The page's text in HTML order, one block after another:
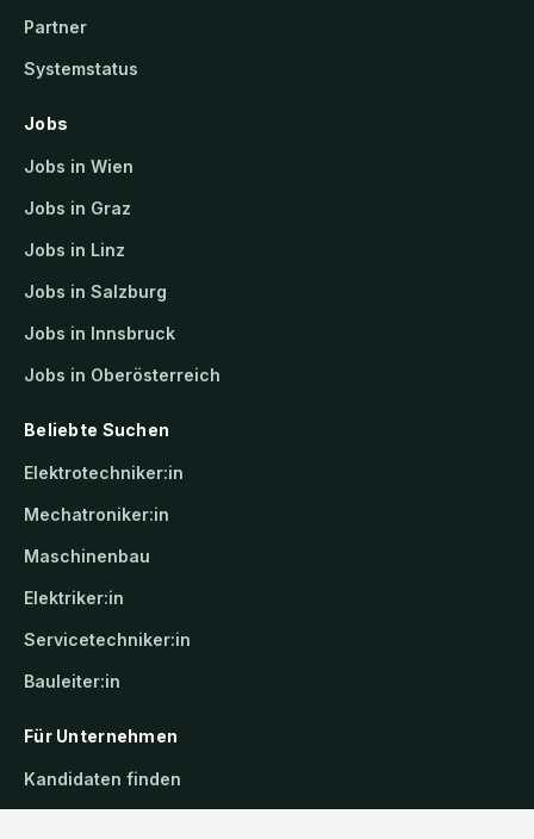
Partner
Systemstatus
Jobs
Jobs in Wien
Jobs in Graz
Jobs in Linz
Jobs in Salzburg
Jobs in Innsbruck
Jobs in Oberösterreich
Beliebte Suchen
Elektrotechniker:in
Mechatroniker:in
Maschinenbau
Elektriker:in
Servicetechniker:in
Bauleiter:in
Für Unternehmen
Kandidaten finden